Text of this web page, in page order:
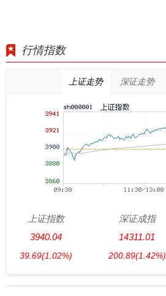
行情指数
上证走势 深证走势
上证指数
3940.04
39.69(1.02%)
深证成指
14311.01
200.89(1.42%)